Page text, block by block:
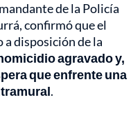
de la Policía
confirmó que el
disposición de la
agravado y,
que enfrente una
.